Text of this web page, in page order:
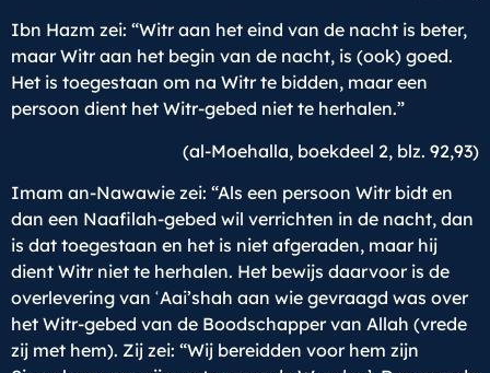
Ibn Hazm zei: “Witr aan het eind van de nacht is beter,
maar Witr aan het begin van de nacht, is (ook) goed.
Het is toegestaan om na Witr te bidden, maar een
persoon dient het Witr-gebed niet te herhalen.”
(al-Moehalla, boekdeel 2, blz. 92,93)
Imam an-Nawawie zei: “Als een persoon Witr bidt en
dan een Naafilah-gebed wil verrichten in de nacht, dan
is dat toegestaan en het is niet afgeraden, maar hij
dient Witr niet te herhalen. Het bewijs daarvoor is de
overlevering van ʿAai’shah aan wie gevraagd was over
het Witr-gebed van de Boodschapper van Allah (vrede
zij met hem). Zij zei: “Wij bereidden voor hem zijn